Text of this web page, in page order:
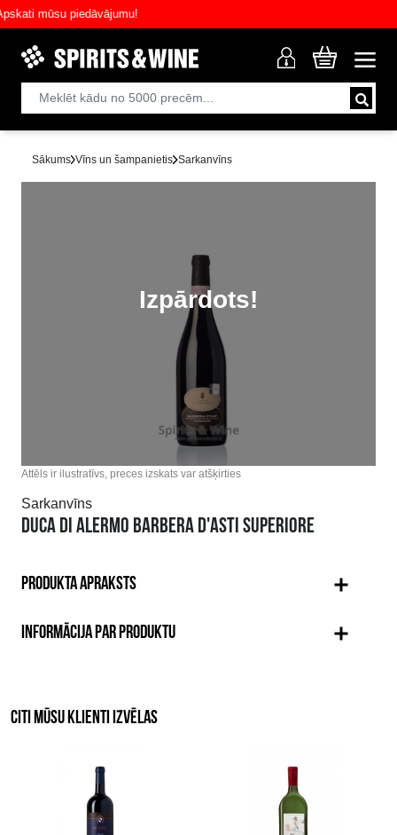
mūsu piedāvājumu!
Sākums Vīns un šampanietis Sarkanvīns
Izpārdots!
Attēls ir ilustratīvs, preces izskats var atšķirties
Sarkanvīns
DUCA DI ALERMO BARBERA D'ASTI SUPERIORE
PRODUKTA APRAKSTS
INFORMĀCIJA PAR PRODUKTU
CITI MŪSU KLIENTI IZVĒLAS